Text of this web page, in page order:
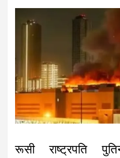
रूसी राष्ट्रपति